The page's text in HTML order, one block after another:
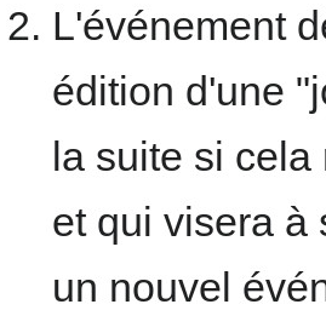
L'événement
édition d'une
la suite si
et qui visera à
un nouvel